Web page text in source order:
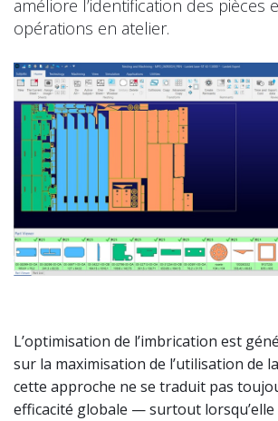
améliore l’identification des pièces
opérations en atelier.
L’optimisation de l’imbrication est
sur la maximisation de l’utilisation de
cette approche ne se traduit pas
efficacité globale — surtout lorsqu’elle